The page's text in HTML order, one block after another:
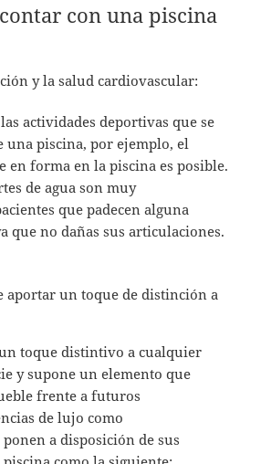
con una piscina
y la salud cardiovascular:
actividades deportivas que se
una piscina, por ejemplo, el
en forma en la piscina es posible.
de agua son muy
que padecen alguna
que no dañas sus articulaciones.
aportar un toque de distinción a
toque distintivo a cualquier
y supone un elemento que
frente a futuros
de lujo como
ponen a disposición de sus